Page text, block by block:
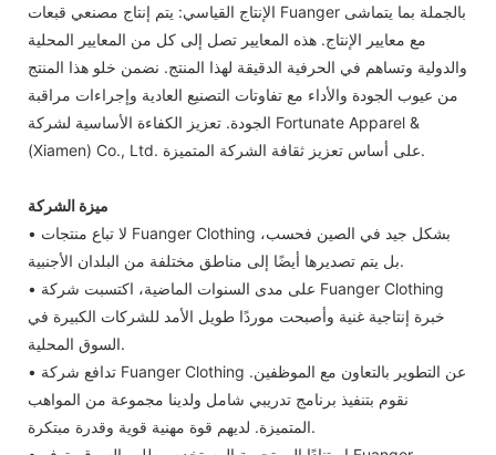
الإنتاج القياسي: يتم إنتاج مصنعي قبعات Fuanger بالجملة بما يتماشى
مع معايير الإنتاج. هذه المعايير تصل إلى كل من المعايير المحلية
والدولية وتساهم في الحرفية الدقيقة لهذا المنتج. نضمن خلو هذا المنتج
من عيوب الجودة والأداء مع تفاوتات التصنيع العادية وإجراءات مراقبة
الجودة. تعزيز الكفاءة الأساسية لشركة Fortunate Apparel &
(Xiamen) Co., Ltd. على أساس تعزيز ثقافة الشركة المتميزة.
ميزة الشركة
• لا تباع منتجات Fuanger Clothing بشكل جيد في الصين فحسب،
بل يتم تصديرها أيضًا إلى مناطق مختلفة من البلدان الأجنبية.
• على مدى السنوات الماضية، اكتسبت شركة Fuanger Clothing
خبرة إنتاجية غنية وأصبحت موردًا طويل الأمد للشركات الكبيرة في
السوق المحلية.
• تدافع شركة Fuanger Clothing عن التطوير بالتعاون مع الموظفين.
نقوم بتنفيذ برنامج تدريبي شامل ولدينا مجموعة من المواهب
المتميزة. لديهم قوة مهنية قوية وقدرة مبتكرة.